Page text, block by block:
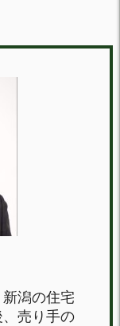
潟の住宅
売り手の